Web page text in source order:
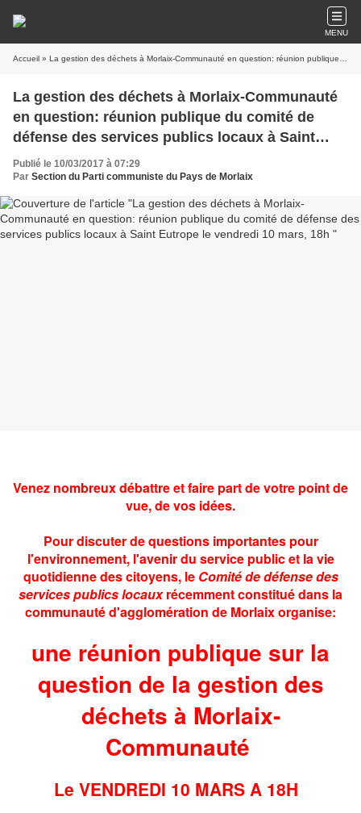
MENU
Accueil » La gestion des déchets à Morlaix-Communauté en question: réunion publique du comité de défense des services publics locaux à Saint Eutrope le vendredi 10 mars, 18h
La gestion des déchets à Morlaix-Communauté
en question: réunion publique du comité de
défense des services publics locaux à Saint
Eutrope le vendredi 10 mars, 18h
Publié le 10/03/2017 à 07:29
Par Section du Parti communiste du Pays de Morlaix
Venez nombreux débattre et faire part de votre point de
vue, de vos idées.
Pour discuter de questions importantes pour
l'environnement, l'avenir du service public et la vie
quotidienne des citoyens, le Comité de défense des
services publics locaux récemment constitué dans la
communauté d'agglomération de Morlaix organise:
une réunion publique sur la
question de la gestion des
déchets à Morlaix-
Communauté
Le VENDREDI 10 MARS A 18H